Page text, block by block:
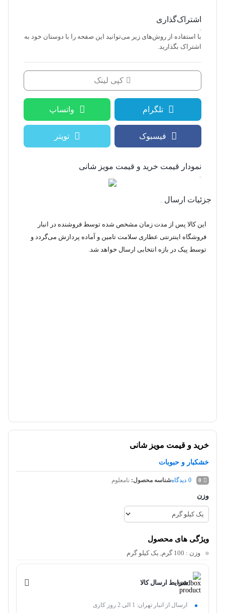
اشتراک‌گذاری
با استفاده از روش‌های زیر می‌توانید این صفحه را با دوستان خود به
اشتراک بگذارید.
کپی لینک
تلگرام واتساپ
فیسبوک تویتر
نمودار قیمت خرید و قیمت مویز شانی
جزئیات ارسال
این کالا پس از مدت زمان مشخص شده توسط فروشنده در انبار
فروشگاه اینترنتی عطاری سلامت تامین و آماده پردازش می‌گردد و
توسط پیک در بازه انتخابی ارسال خواهد شد.
خرید و قیمت مویز شانی
خشکبار و حبوبات
0
0 دیدگاهشناسه محصول: نامعلوم
وزن
ویژگی های محصول
وزن : 100 گرم, یک کیلو گرم
شرایط ارسال کالا
ارسال از انبار تهران: 1 الی 2 روز کاری